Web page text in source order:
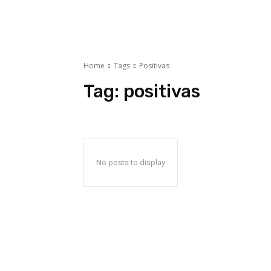
Home Tags Positivas
Tag: positivas
No posts to display